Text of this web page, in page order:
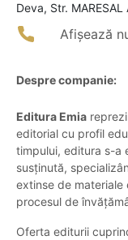
Deva, Str. MARESAL
Afișează
Despre companie:
Editura Emia
editorial cu profil
timpului, editura s-a
susținută,
extinse de materiale
procesul de
Oferta editurii